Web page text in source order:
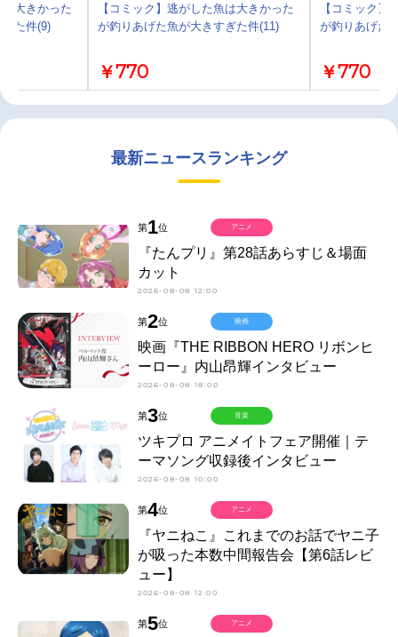
大きかった
た件(9)
【コミック】逃がした魚は大きかった
が釣りあげた魚が大きすぎた件(11)
￥770
【コミック】
が釣りあげた
￥770
最新ニュースランキング
第1位
『たんプリ』第28話あらすじ＆場面
カット
2026-08-08 12:00
アニメ
第2位
映画『THE RIBBON HERO リボンヒ
ーロー』内山昂輝インタビュー
2026-08-08 18:00
映画
第3位
ツキプロ アニメイトフェア開催｜テ
ーマソング収録後インタビュー
2026-08-08 10:00
音楽
第4位
『ヤニねこ』これまでのお話でヤニ子
が吸った本数中間報告会【第6話レビ
ュー】
2026-08-08 12:00
アニメ
第5位 アニメ